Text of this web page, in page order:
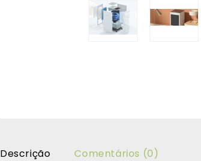
Descrição Comentários (0)